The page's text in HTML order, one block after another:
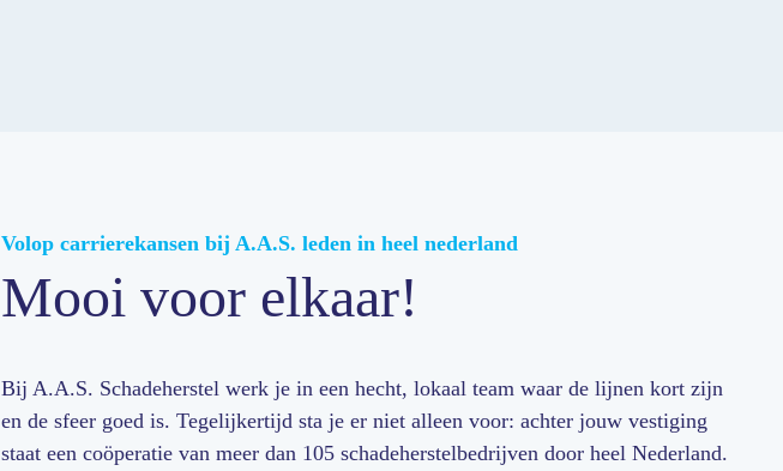
Volop carrierekansen bij A.A.S. leden in heel nederland
Mooi voor elkaar!
Bij A.A.S. Schadeherstel werk je in een hecht, lokaal team waar de lijnen kort zijn
en de sfeer goed is. Tegelijkertijd sta je er niet alleen voor: achter jouw vestiging
staat een coöperatie van meer dan 105 schadeherstelbedrijven door heel Nederland.